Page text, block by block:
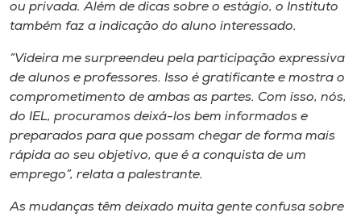
o idioma
ou privada. Além de dicas sobre o estágio, o Instituto
também faz a indicação do aluno interessado.
“Videira me surpreendeu pela participação expressiva
de alunos e professores. Isso é gratificante e mostra o
comprometimento de ambas as partes. Com isso, nós,
do IEL, procuramos deixá-los bem informados e
preparados para que possam chegar de forma mais
rápida ao seu objetivo, que é a conquista de um
emprego”, relata a palestrante.
As mudanças têm deixado muita gente confusa sobre